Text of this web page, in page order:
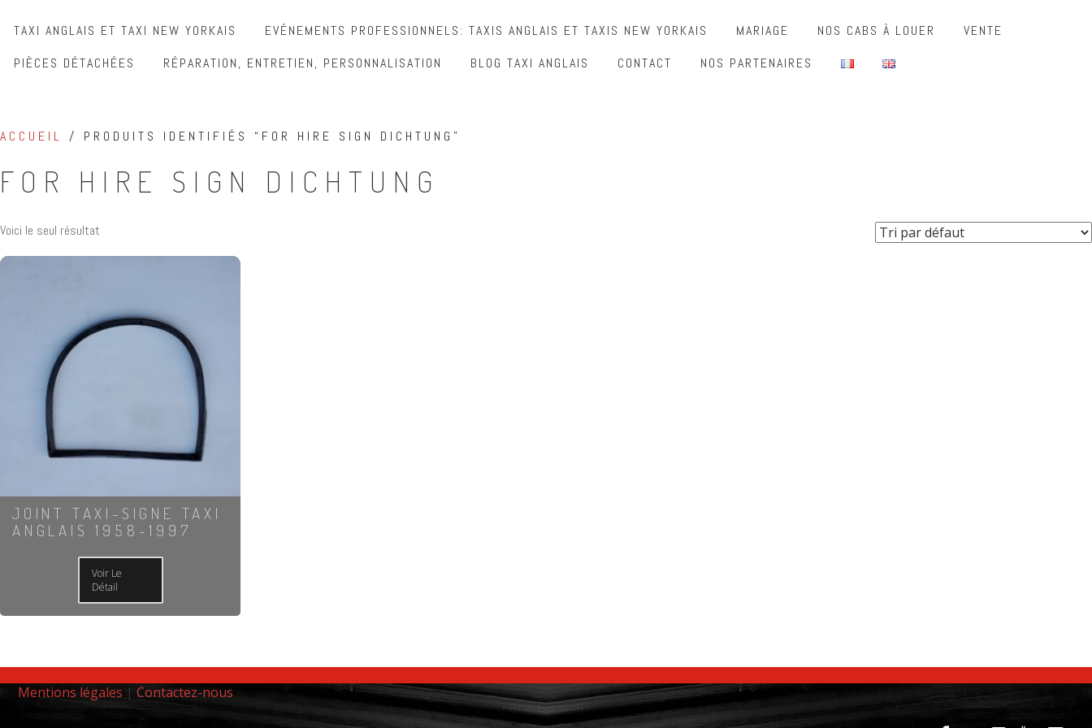
TAXI ANGLAIS ET TAXI NEW YORKAIS EVÉNEMENTS PROFESSIONNELS: TAXIS ANGLAIS ET TAXIS NEW YORKAIS MARIAGE NOS CABS À LOUER
VENTE
PIÈCES DÉTACHÉES
RÉPARATION, ENTRETIEN, PERSONNALISATION BLOG TAXI ANGLAIS CONTACT NOS PARTENAIRES
ACCUEIL / PRODUITS IDENTIFIÉS “FOR HIRE SIGN DICHTUNG”
FOR HIRE SIGN DICHTUNG
Voici le seul résultat
JOINT TAXI-SIGNE TAXI
ANGLAIS 1958-1997
Voir Le
Détail
Mentions légales | Contactez-nous